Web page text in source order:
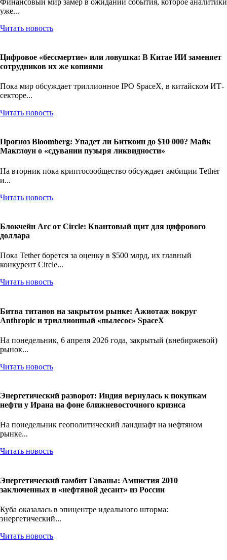
уже...
Читать новость
Цифровое «бессмертие» или ловушка: В Китае ИИ заменяет
сотрудников их же копиями
Пока мир обсуждает триллионное IPO SpaceX, в китайском ИТ-
секторе...
Читать новость
Прогноз Bloomberg: Упадет ли Биткоин до $10 000? Майк
Макглоун о «сдувании пузыря ликвидности»
На вторник пока криптосообщество обсуждает амбиции Tether
и...
Читать новость
Блокчейн Arc от Circle: Квантовый щит для цифрового
доллара
Пока Tether борется за оценку в $500 млрд, их главный
конкурент Circle...
Читать новость
Битва титанов на закрытом рынке: Ажиотаж вокруг
Anthropic и триллионный «пылесос» SpaceX
На понедельник, 6 апреля 2026 года, закрытый (внебиржевой)
рынок...
Читать новость
Энергетический разворот: Индия вернулась к покупкам
нефти у Ирана на фоне ближневосточного кризиса
На понедельник геополитический ландшафт на нефтяном
рынке...
Читать новость
Энергетический гамбит Гаваны: Амнистия 2010
заключенных и «нефтяной десант» из России
Куба оказалась в эпицентре идеального шторма:
энергетический...
Читать новость